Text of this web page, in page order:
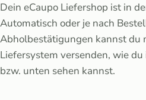
Dein eCaupo Liefershop ist in
Automatisch oder je nach
Abholbestätigungen kannst du
Liefersystem versenden, wie
bzw. unten sehen kannst.